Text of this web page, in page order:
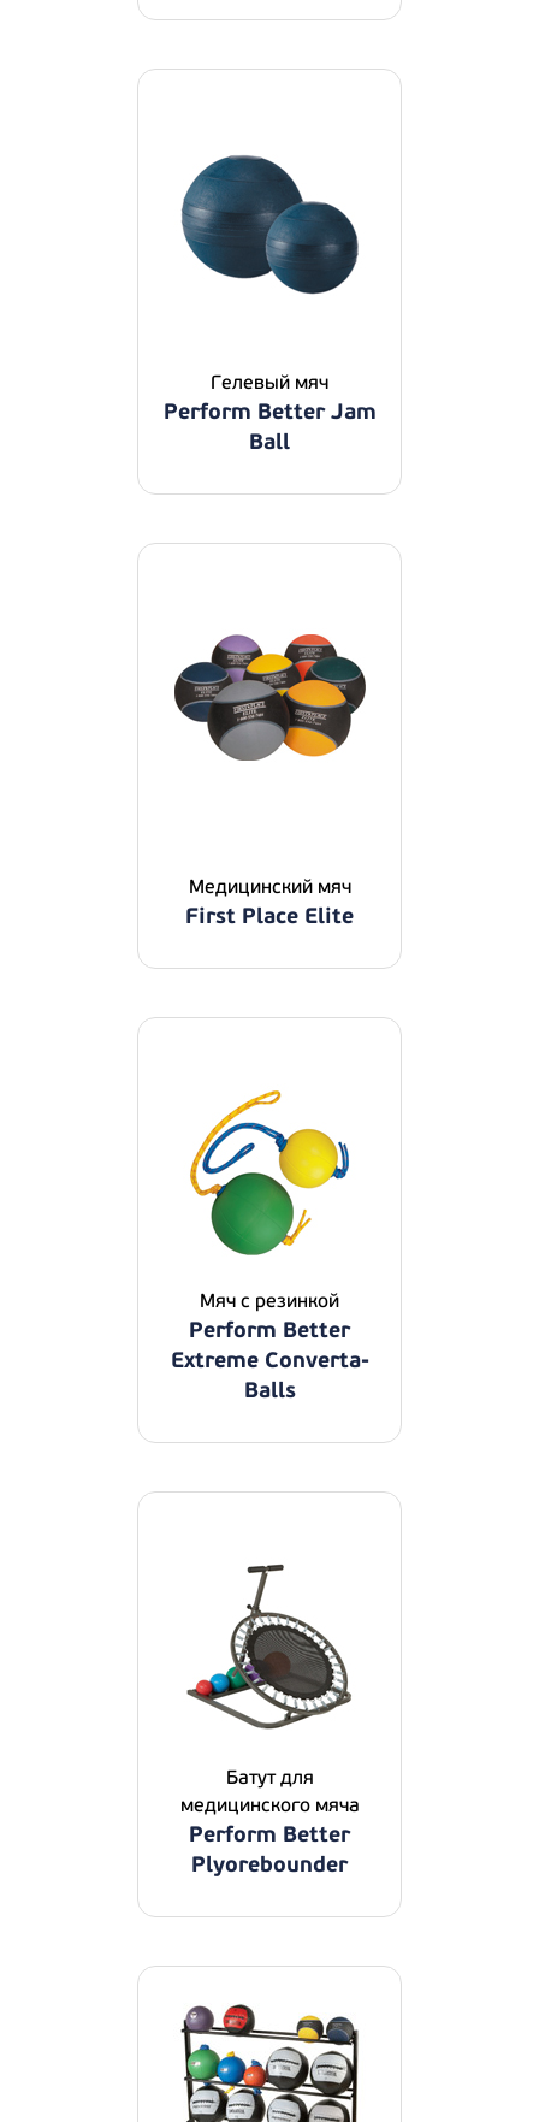
Гелевый мяч
Perform Better Jam
Ball
Медицинский мяч
First Place Elite
Мяч с резинкой
Perform Better
Extreme Converta-
Balls
Батут для
медицинского мяча
Perform Better
Plyorebounder